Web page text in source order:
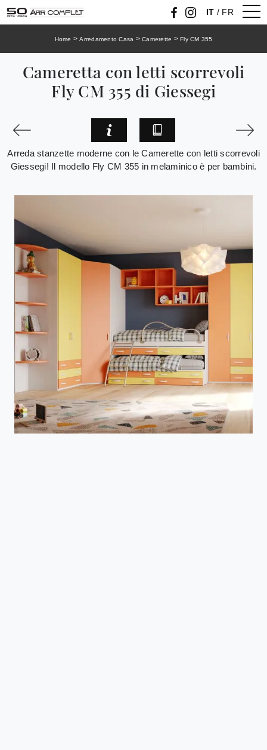
IT / FR
Home >Arredamento Casa > Camerette > Fly CM 355
Cameretta con letti scorrevoli
Fly CM 355 di Giessegi
Arreda stanzette moderne con le Camerette con letti scorrevoli
Giessegi! Il modello Fly CM 355 in melaminico è per bambini.